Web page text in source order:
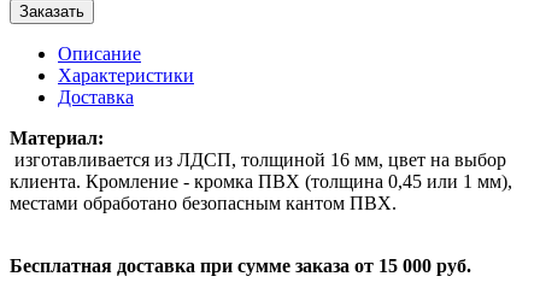
Заказать
Описание
Характеристики
Доставка
Материал:
изготавливается из ЛДСП, толщиной 16 мм, цвет на выбор
клиента. Кромление - кромка ПВХ (толщина 0,45 или 1 мм),
местами обработано безопасным кантом ПВХ.
Бесплатная доставка при сумме заказа от 15 000 руб.